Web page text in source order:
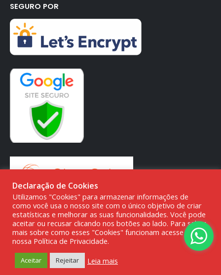
SEGURO POR
© DMG PARTS COMÉRCIO DE PRODUTOS AUTOMOTIVOS -
Declaração de Cookies
Utilizamos "Cookies" para armazenar informações de
como você usa o nosso site com o único objetivo de criar
estatísticas e melhorar as suas funcionalidades. Você pode
aceitar ou recusar clicando nos botões ao lado. Para saber
mais sobre como esses "Cookies" funcionam acesse a
nossa Política de Privacidade.
Aceitar Rejeitar Leia mais